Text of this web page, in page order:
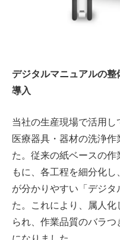
デジタルマニュアルの整
導入
当社の生産現場で活用し
医療器具・器材の洗浄
た。従来の紙ベースの
もに、各工程を細分化
が分かりやすい「デジ
た。これにより、属人
られ、作業品質のバラ